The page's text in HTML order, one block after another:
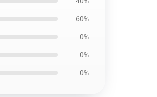
60%
0%
0%
0%